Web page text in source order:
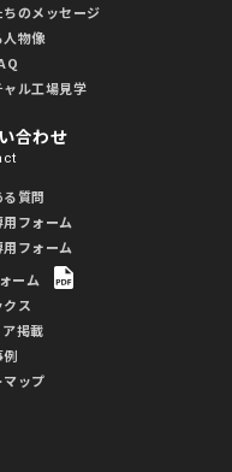
ちのメッセージ
物像
ャル工場見学
合わせ
質問
フォーム
フォーム
ーム
クス
ア掲載
例
ップ